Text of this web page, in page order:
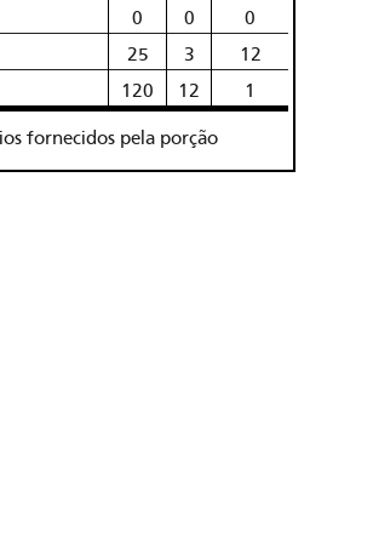
0 0
0
25
3
12
120
12 1
fornecidos pela porção